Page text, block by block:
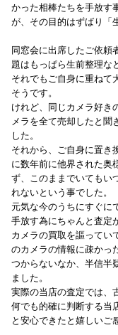
かった相棒たちを手放す
が、その目的はずばり「
同窓会に出席したご依頼
題はもっぱら生前整理な
それでもご自身に重ねて
そうです。
けれど、同じカメラ好き
メラを全て売却したと聞
した。
それから、ご自身に置き
に数年前に他界された奥
ず、このままでいてもい
れないという事でした。
元気な今のうちにすぐに
手放す為にちゃんと査定
カメラの買取を謳ってい
のカメラの情報に疎かっ
つからないなか、半信半
ました。
実際の当店の査定では、
何でも的確に判断する当
と安心できたと嬉しいご